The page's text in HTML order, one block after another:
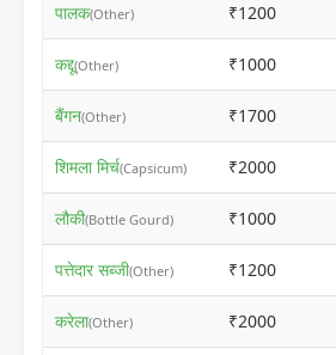
पालक(Other) ₹1200
कद्दू(Other) ₹1000
बैंगन(Other) ₹1700
शिमला मिर्च(Capsicum) ₹2000
लौकी(Bottle Gourd) ₹1000
पत्तेदार सब्जी(Other) ₹1200
करेला(Other) ₹2000